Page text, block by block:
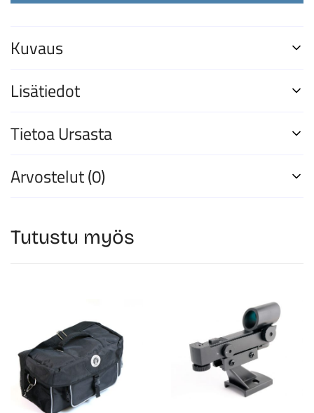
Kuvaus
Lisätiedot
Tietoa Ursasta
Arvostelut (0)
Tutustu myös